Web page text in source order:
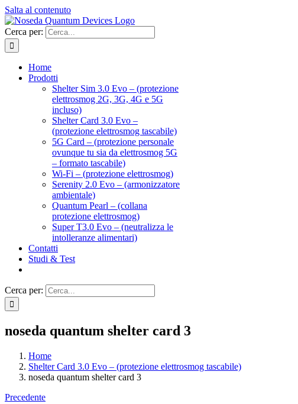
Salta al contenuto
Cerca per:
Home
Prodotti
Shelter Sim 3.0 Evo – (protezione
elettrosmog 2G, 3G, 4G e 5G
incluso)
Shelter Card 3.0 Evo –
(protezione elettrosmog tascabile)
5G Card – (protezione personale
ovunque tu sia da elettrosmog 5G
– formato tascabile)
Wi-Fi – (protezione elettrosmog)
Serenity 2.0 Evo – (armonizzatore
ambientale)
Quantum Pearl – (collana
protezione elettrosmog)
Super T3.0 Evo – (neutralizza le
intolleranze alimentari)
Contatti
Studi & Test
Cerca per:
noseda quantum shelter card 3
Home
Shelter Card 3.0 Evo – (protezione elettrosmog tascabile)
noseda quantum shelter card 3
Precedente